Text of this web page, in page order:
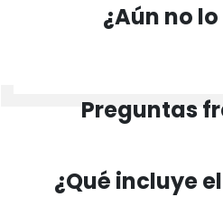
¿Aún no
Preguntas
¿Qué incluye